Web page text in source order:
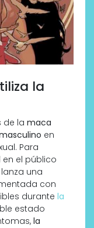
la
de la maca
en
Para
el público
lanza una
con
durante la
estado
la